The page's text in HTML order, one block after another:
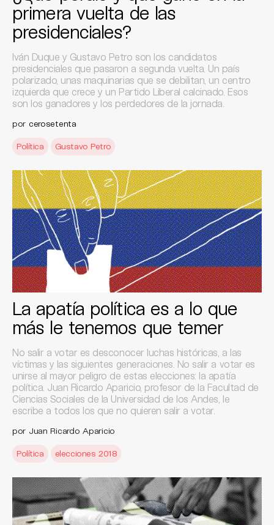
primera vuelta de las
presidenciales?
Iván Duque y Gustavo Petro son los candidatos
presidenciales que pasaron a segunda vuelta. Un país
polarizado, unas maquinarias que se debilitan, un centro
izquierda que crece y un Partido Liberal calcinado. Esos
son los ganadores y los perdedores de la jornada.
por cerosetenta
Política Gustavo Petro
La apatía política es a lo que
más le tenemos que temer
No salir a votar es desconocer luchas históricas, a las
víctimas y las siguientes generaciones. No salir a votar es
unirse al mayor peligro de estas elecciones: la apatía
política. Juan Ricardo Aparicio, profesor de la Facultad de
Ciencias Sociales de la Universidad de los Andes, le
escribe a todos los que no quieren salir a votar.
por Juan Ricardo Aparicio
Política elecciones 2018